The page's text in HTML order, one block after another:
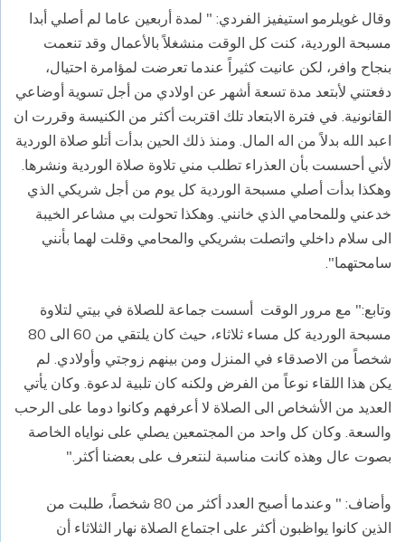
وقال غويلرمو استيفيز الفردي: " لمدة أربعين عاما لم أصلي أبدا
مسبحة الوردية، كنت كل الوقت منشغلاً بالأعمال وقد تنعمت
بنجاح وافر، لكن عانيت كثيراً عندما تعرضت لمؤامرة احتيال،
دفعتني لأبتعد مدة تسعة أشهر عن اولادي من أجل تسوية أوضاعي
القانونية. في فترة الابتعاد تلك اقتربت أكثر من الكنيسة وقررت ان
اعبد الله بدلاً من اله المال. ومنذ ذلك الحين بدأت أتلو صلاة الوردية
لأني أحسست بأن العذراء تطلب مني تلاوة صلاة الوردية ونشرها.
وهكذا بدأت أصلي مسبحة الوردية كل يوم من أجل شريكي الذي
خدعني وللمحامي الذي خانني. وهكذا تحولت بي مشاعر الخيبة
الى سلام داخلي واتصلت بشريكي والمحامي وقلت لهما بأنني
سامحتهما".
وتابع:" مع مرور الوقت أسست جماعة للصلاة في بيتي لتلاوة
مسبحة الوردية كل مساء ثلاثاء، حيث كان يلتقي من 60 الى 80
شخصاً من الاصدقاء في المنزل ومن بينهم زوجتي وأولادي. لم
يكن هذا اللقاء نوعاً من الفرض ولكنه كان تلبية لدعوة. وكان يأتي
العديد من الأشخاص الى الصلاة لا أعرفهم وكانوا دوما على الرحب
والسعة. وكان كل واحد من المجتمعين يصلي على نواياه الخاصة
بصوت عال وهذه كانت مناسبة لنتعرف على بعضنا أكثر."
وأضاف: " وعندما أصبح العدد أكثر من 80 شخصاً، طلبت من
الذين كانوا يواظبون أكثر على اجتماع الصلاة نهار الثلاثاء أن